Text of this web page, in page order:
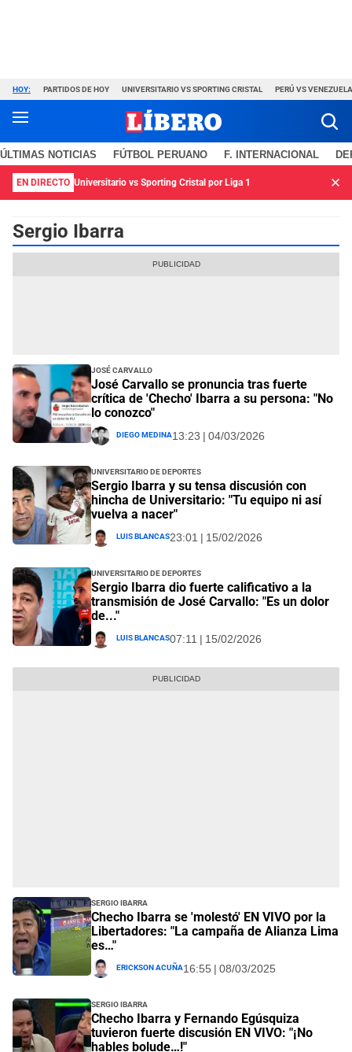
HOY: PARTIDOS DE HOY UNIVERSITARIO VS SPORTING CRISTAL PERÚ VS VENEZUELA
ÚLTIMAS NOTICIAS FÚTBOL PERUANO F. INTERNACIONAL
EN DIRECTO Universitario vs Sporting Cristal por Liga 1
Sergio Ibarra
José Carvallo
José Carvallo se pronuncia tras fuerte
crítica de 'Checho' Ibarra a su persona: "No
lo conozco"
Diego Medina13:23 | 04/03/2026
Universitario de Deportes
Sergio Ibarra y su tensa discusión con
hincha de Universitario: "Tu equipo ni así
vuelva a nacer"
Luis Blancas23:01 | 15/02/2026
Universitario de Deportes
Sergio Ibarra dio fuerte calificativo a la
transmisión de José Carvallo: "Es un dolor
de..."
Luis Blancas07:11 | 15/02/2026
Sergio Ibarra
Checho Ibarra se 'molestó' EN VIVO por la
Libertadores: "La campaña de Alianza Lima
es…"
Erickson Acuña16:55 | 08/03/2025
Sergio Ibarra
Checho Ibarra y Fernando Egúsquiza
tuvieron fuerte discusión EN VIVO: "¡No
hables bolude…!"